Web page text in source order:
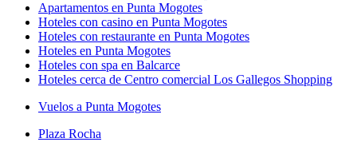
Apartamentos en Punta Mogotes
Hoteles con casino en Punta Mogotes
Hoteles con restaurante en Punta Mogotes
Hoteles en Punta Mogotes
Hoteles con spa en Balcarce
Hoteles cerca de Centro comercial Los Gallegos Shopping
Vuelos a Punta Mogotes
Plaza Rocha